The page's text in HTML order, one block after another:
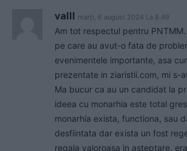
valll marți, 6 august 2024 La 8.49
Am tot respectul pentru
pe care au avut-o fata de
evenimentele importante, asa
prezentate in ziaristii.com, mi s-
Ma bucur ca au un candidat la
ideea cu monarhia este total
monarhia exista, functiona, sau
desfiintata dar exista un fost
regala valoroasa in asteptare,